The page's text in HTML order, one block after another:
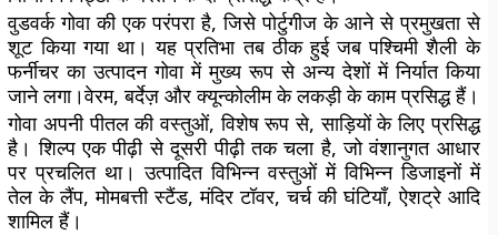
वुडवर्क गोवा की एक परंपरा है, जिसे पोर्टुगीज के आने से प्रमुखता से
शूट किया गया था। यह प्रतिभा तब ठीक हुई जब पश्चिमी शैली के
फर्नीचर का उत्पादन गोवा में मुख्य रूप से अन्य देशों में निर्यात किया
जाने लगा।वेरम, बर्देज़ और क्यून्कोलीम के लकड़ी के काम प्रसिद्ध हैं।
गोवा अपनी पीतल की वस्तुओं, विशेष रूप से, साड़ियों के लिए प्रसिद्ध
है। शिल्प एक पीढ़ी से दूसरी पीढ़ी तक चला है, जो वंशानुगत आधार
पर प्रचलित था। उत्पादित विभिन्न वस्तुओं में विभिन्न डिजाइनों में
तेल के लैंप, मोमबत्ती स्टैंड, मंदिर टॉवर, चर्च की घंटियाँ, ऐशट्रे आदि
शामिल हैं।